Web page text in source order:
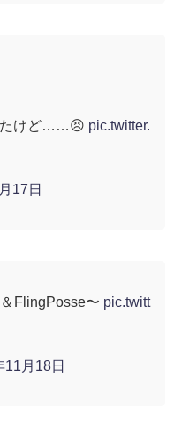
たけど……😣 pic.twitter.
17日
FlingPosse〜 pic.twitt
11月18日